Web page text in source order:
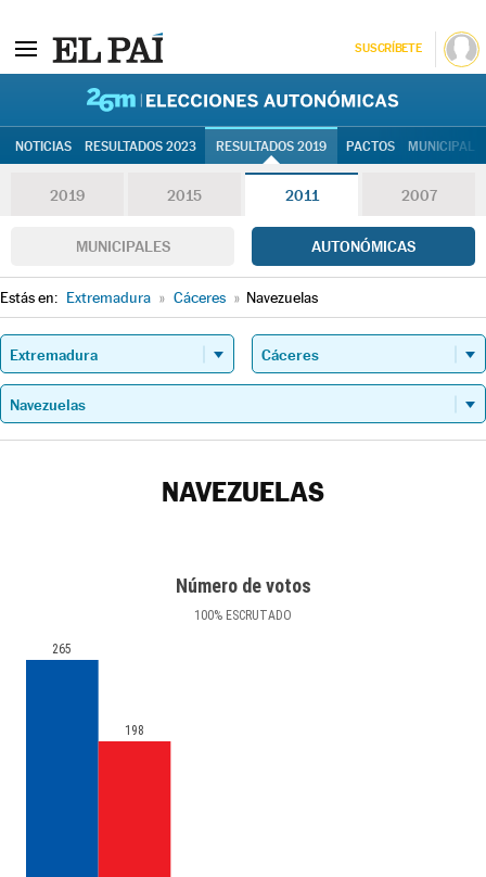
SUSCRÍBETE
NOTICIAS RESULTADOS 2023 RESULTADOS 2019 PACTOS
2019 2015 2011 2007
MUNICIPALES AUTONÓMICAS
Estás en: Extremadura » Cáceres » Navezuelas
NAVEZUELAS
Número de votos
100% ESCRUTADO
265
198